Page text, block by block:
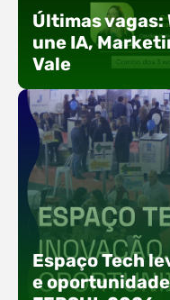
Últimas vagas:
une IA,
Vale
Com o objetivo de
presença digital e
Alto Vale, o Núcleo
(NIAVI), Polo
Espaço Tech
e